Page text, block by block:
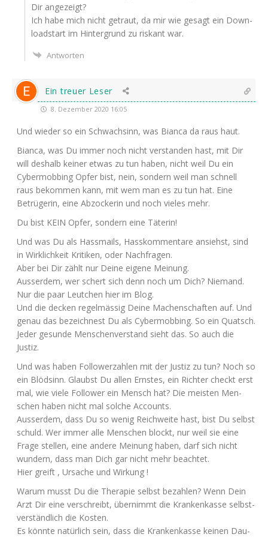
Dir angezeigt?
Ich habe mich nicht getraut, da mir wie gesagt ein Down­
load­start im Hin­ter­grund zu ris­kant war.
Antworten
Ein treuer Leser
8. Dezember 2020 16:05
Und wie­der so ein Schwach­sinn, was Bian­ca da raus haut.
Bian­ca, was Du immer noch nicht ver­stan­den hast, mit Dir
will des­halb kei­ner etwas zu tun haben, nicht weil Du ein
Cyber­mob­bing Opfer bist, nein, son­dern weil man schnell
raus bekom­men kann, mit wem man es zu tun hat. Eine
Betrü­ge­rin, eine Abzo­cke­rin und noch vie­les mehr.
Du bist KEIN Opfer, son­dern eine Täterin!
Und was Du als Hass­mails, Hass­kom­men­ta­re ansiehst, sind
in Wirk­lich­keit Kri­ti­ken, oder Nachfragen.
Aber bei Dir zählt nur Dei­ne eige­ne Meinung.
Aus­ser­dem, wer schert sich denn noch um Dich? Nie­mand.
Nur die paar Leut­chen hier im Blog.
Und die decken regel­mäs­sig Dei­ne Machen­schaf­ten auf. Und
genau das bezeich­nest Du als Cyber­mob­bing. So ein Quatsch.
Jeder gesun­de Men­schen­ver­stand sieht das. So auch die
Justiz.
Und was haben Fol­lo­wer­zah­len mit der Jus­tiz zu tun? Noch so
ein Blöd­sinn. Glaubst Du allen Erns­tes, ein Rich­ter checkt erst
mal, wie vie­le Fol­lower ein Mensch hat? Die meis­ten Men­
schen haben nicht mal sol­che Accounts.
Aus­ser­dem, dass Du so wenig Reich­wei­te hast, bist Du selbst
schuld. Wer immer alle Men­schen blockt, nur weil sie eine
Fra­ge stel­len, eine ande­re Mei­nung haben, darf sich nicht
wun­dern, dass man Dich gar nicht mehr beachtet.
Hier greift , Ursa­che und Wirkung !
War­um musst Du die The­ra­pie selbst bezah­len? Wenn Dein
Arzt Dir eine ver­schreibt, über­nimmt die Kran­ken­kas­se selbst­
ver­ständ­lich die Kosten.
Es könn­te natür­lich sein, dass die Kran­ken­kas­se kei­nen Dau­